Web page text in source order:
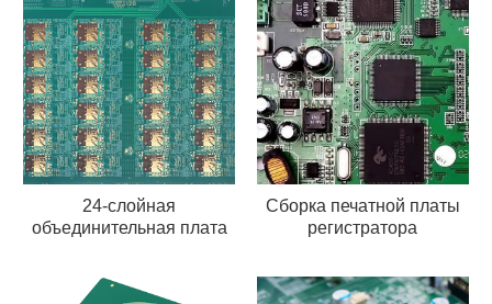
24-слойная
объединительная плата
Сборка печатной платы
регистратора